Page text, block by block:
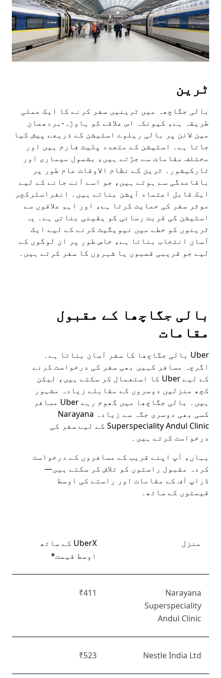
ٹرین
بالی جگاچھہ میں ٹرینیں سفر کرنے کا ایک عملی
طریقہ ہے، کیونکہ اس علاقے کو ہاوڑہ-بردھمان
مین لائن پر بالی ریلوے اسٹیشن کے ذریعے پیش کیا
جاتا ہے۔ اسٹیشن کے متعدد پلیٹ فارم ہیں اور
مختلف مقامات سے جڑتے ہیں، بشمول میماری اور
تارکیشور۔ ٹرین کے نظام الاوقات عام طور پر
باقاعدگی سے ہوتے ہیں، جو اسے آنے جانے کے لیے
ایک قابل اعتماد آپشن بناتے ہیں۔ انفراسٹرکچر
موثر سفر کی حمایت کرتا ہے، اور اہم علاقوں سے
اسٹیشن کی قربت رسائی کو یقینی بناتی ہے۔ یہ
ٹرینوں کو خطے میں نیویگیٹ کرنے کے لیے ایک
آسان انتخاب بناتا ہے، خاص طور پر ان لوگوں کے
لیے جو قریبی قصبوں یا شہروں کا سفر کرتے ہیں۔
بالی جگاچھا کے مقبول
مقامات
Uber بالی جگاچھا کا سفر آسان بناتا ہے۔
اگرچہ مسافر کہیں بھی سفر کی درخواست کرنے
کے لیے Uber کا استعمال کر سکتے ہیں، لیکن
کچھ منزلیں دوسروں کے مقابلے زیادہ مشہور
ہیں۔ بالی جگاچھا میں گھوم رہے Uber مسافر
کسی بھی دوسری جگہ سے زیادہ Narayana
Superspeciality Andul Clinic کے لیے سفر کی
درخواست کرتے ہیں۔
یہاں، آپ اپنے قریب کے مسافروں کے درخواست
کردہ مقبول راستوں کو تلاش کر سکتے ہیں—
ڈراپ آف کے مقامات اور راستے کی اوسط
قیمتوں کے ساتھ۔
منزل
UberX کے ساتھ
اوسط قیمت*
Narayana
Superspeciality
Andul Clinic
₹411
Nestle India Ltd
₹523